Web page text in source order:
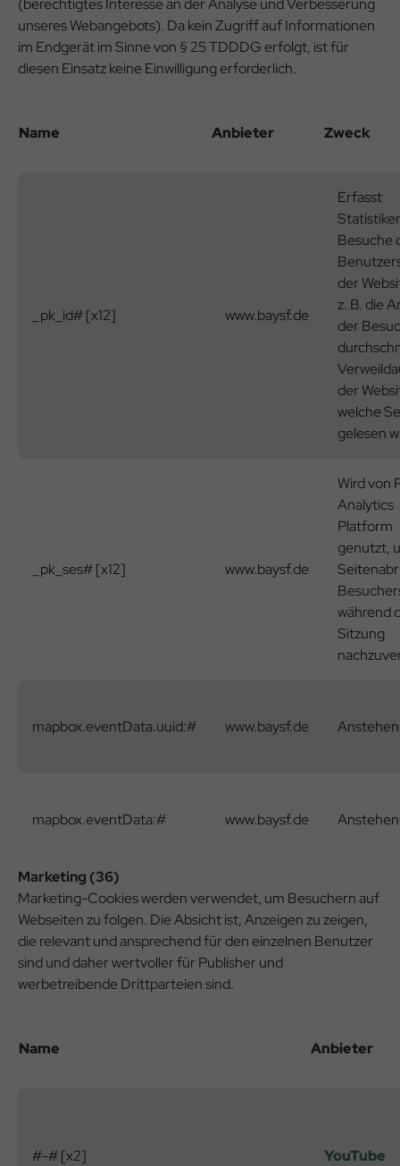
(berechtigtes Interesse an der Analyse und Verbesserung
unseres Webangebots). Da kein Zugriff auf Informationen
im Endgerät im Sinne von § 25 TDDDG erfolgt, ist für
diesen Einsatz keine Einwilligung erforderlich.
Name Anbieter Zweck
_pk_id# [x12] www.baysf.de
Erfasst
Besuche
der
z. B. die
der
der
welche
gelesen
_pk_ses# [x12] www.baysf.de
Wird von
Analytics
Platform
genutzt,
während
Sitzung
mapbox.eventData.uuid:# www.baysf.de
mapbox.eventData:# www.baysf.de
Marketing (36)
Marketing-Cookies werden verwendet, um Besuchern auf
Webseiten zu folgen. Die Absicht ist, Anzeigen zu zeigen,
die relevant und ansprechend für den einzelnen Benutzer
sind und daher wertvoller für Publisher und
werbetreibende Drittparteien sind.
Name Anbieter
#-# [x2] YouTube